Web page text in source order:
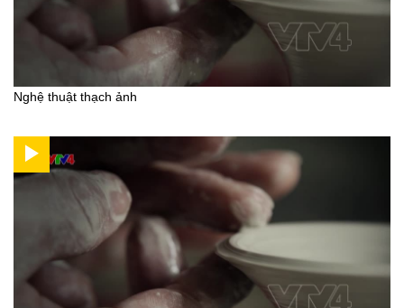
Nghệ thuật thạch ảnh